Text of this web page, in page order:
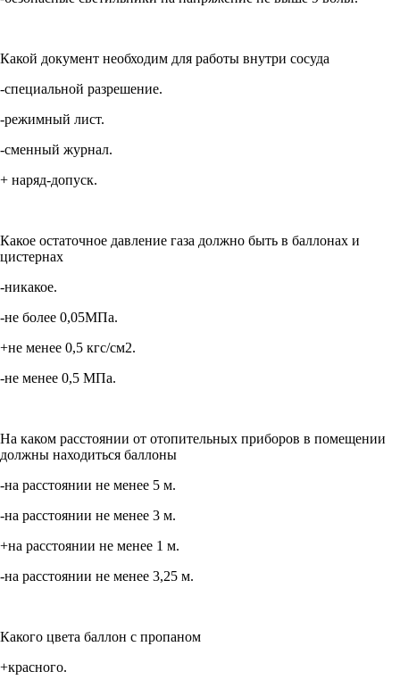
Какой документ необходим для работы внутри сосуда
-специальной разрешение.
-режимный лист.
-сменный журнал.
+ наряд-допуск.
Какое остаточное давление газа должно быть в баллонах и
цистернах
-никакое.
-не более 0,05МПа.
+не менее 0,5 кгс/см2.
-не менее 0,5 МПа.
На каком расстоянии от отопительных приборов в помещении
должны находиться баллоны
-на расстоянии не менее 5 м.
-на расстоянии не менее 3 м.
+на расстоянии не менее 1 м.
-на расстоянии не менее 3,25 м.
Какого цвета баллон с пропаном
+красного.